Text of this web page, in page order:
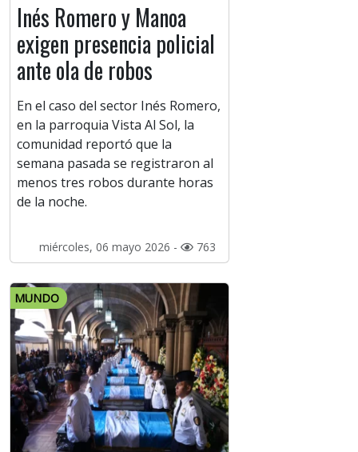
Inés Romero y Manoa
exigen presencia policial
ante ola de robos
En el caso del sector Inés Romero,
en la parroquia Vista Al Sol, la
comunidad reportó que la
semana pasada se registraron al
menos tres robos durante horas
de la noche.
miércoles, 06 mayo 2026 - 763
MUNDO